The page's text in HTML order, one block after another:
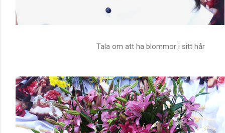
Tala om att ha blommor i sitt hår